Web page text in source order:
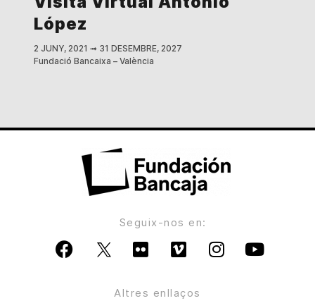
López
2 JUNY, 2021 ➟ 31 DESEMBRE, 2027
Fundació Bancaixa – València
Seguix-nos en:
Altres enllaços